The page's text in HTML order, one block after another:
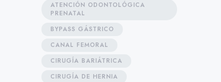
ATENCIÓN ODONTOLÓGICA
PRENATAL
BYPASS GÁSTRICO
CANAL FEMORAL
CIRUGÍA BARIÁTRICA
CIRUGÍA DE HERNIA